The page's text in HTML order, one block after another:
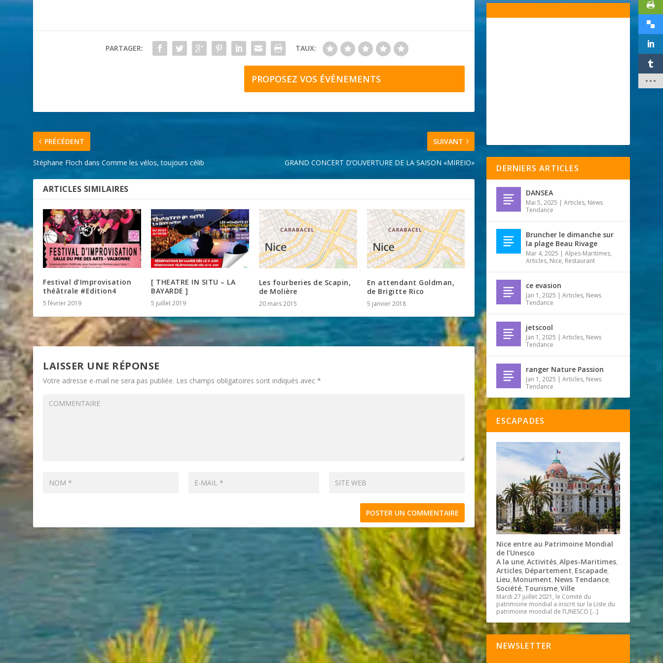
PARTAGER: TAUX:
PROPOSEZ VOS ÉVÉNEMENTS
PRÉCÉDENT
Stéphane Floch dans Comme les vélos, toujours célib
SUIVANT
GRAND CONCERT D’OUVERTURE DE LA SAISON «MIREIO»
ARTICLES SIMILAIRES
Festival d’Improvisation
théâtrale #Edition4
5 février 2019
[ THEATRE IN SITU – LA
BAYARDE ]
5 juillet 2019
Les fourberies de Scapin,
de Molière
20 mars 2015
En attendant Goldman,
de Brigitte Rico
5 janvier 2018
LAISSER UNE RÉPONSE
Votre adresse e-mail ne sera pas publiée. Les champs obligatoires sont indiqués avec*
DERNIERS ARTICLES
DANSEA
Mai 5, 2025 |Articles, News
Tendance
Bruncher le dimanche sur
la plage Beau Rivage
Mar 4, 2025 |Alpes-Maritimes,
Articles, Nice, Restaurant
ce evasion
Jan 1, 2025 |Articles, News
Tendance
jetscool
Jan 1, 2025 |Articles, News
Tendance
ranger Nature Passion
Jan 1, 2025 |Articles, News
Tendance
ESCAPADES
Nice entre au Patrimoine Mondial
de l’Unesco
A la une,Activités,Alpes-Maritimes,
Articles, Département, Escapade,
Lieu, Monument, News Tendance,
Société, Tourisme,Ville
Mardi 27 juillet 2021, le Comité du
patrimoine mondial a inscrit sur la Liste du
patrimoine mondial de l’UNESCO […]
NEWSLETTER